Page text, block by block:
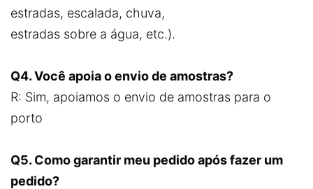
estradas, escalada, chuva,
estradas sobre a água, etc.).
Q4. Você apoia o envio de amostras?
R: Sim, apoiamos o envio de amostras para o
porto
Q5. Como garantir meu pedido após fazer um
pedido?